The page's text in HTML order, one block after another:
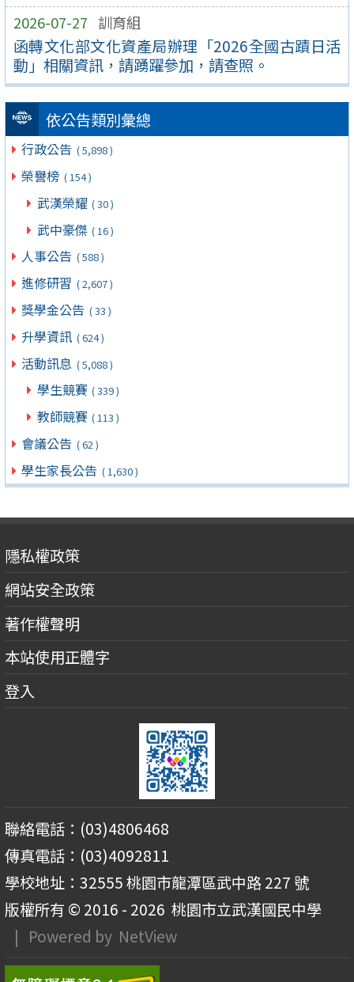
2026-07-27 訓育組
函轉文化部文化資產局辦理「2026全國古蹟日活
動」相關資訊，請踴躍參加，請查照。
依公告類別彙總
行政公告 ( 5,898 )
榮譽榜 ( 154 )
武漢榮耀 ( 30 )
武中豪傑 ( 16 )
人事公告 ( 588 )
進修研習 ( 2,607 )
獎學金公告 ( 33 )
升學資訊 ( 624 )
活動訊息 ( 5,088 )
學生競賽 ( 339 )
教師競賽 ( 113 )
會議公告 ( 62 )
學生家長公告 ( 1,630 )
隱私權政策
網站安全政策
著作權聲明
本站使用正體字
登入
聯絡電話：(03)4806468
傳真電話：(03)4092811
學校地址：32555 桃園市龍潭區武中路 227 號
版權所有 © 2016 - 2026 桃園市立武漢國民中學
| Powered by NetView